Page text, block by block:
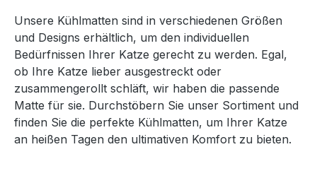
Unsere Kühlmatten sind in verschiedenen Größen
und Designs erhältlich, um den individuellen
Bedürfnissen Ihrer Katze gerecht zu werden. Egal,
ob Ihre Katze lieber ausgestreckt oder
zusammengerollt schläft, wir haben die passende
Matte für sie. Durchstöbern Sie unser Sortiment und
finden Sie die perfekte Kühlmatten, um Ihrer Katze
an heißen Tagen den ultimativen Komfort zu bieten.